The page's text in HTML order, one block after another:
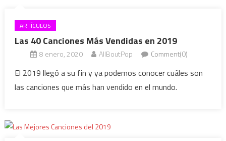
ARTÍCULOS
Las 40 Canciones Más Vendidas en 2019
8 enero, 2020 AllBoutPop Comment(0)
El 2019 llegó a su fin y ya podemos conocer cuáles son
las canciones que más han vendido en el mundo.